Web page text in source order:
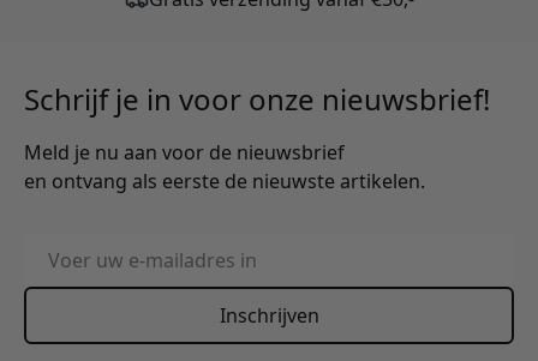
Schrijf je in voor onze nieuwsbrief!
Meld je nu aan voor de nieuwsbrief
en ontvang als eerste de nieuwste artikelen.
E-mailadres
Inschrijven